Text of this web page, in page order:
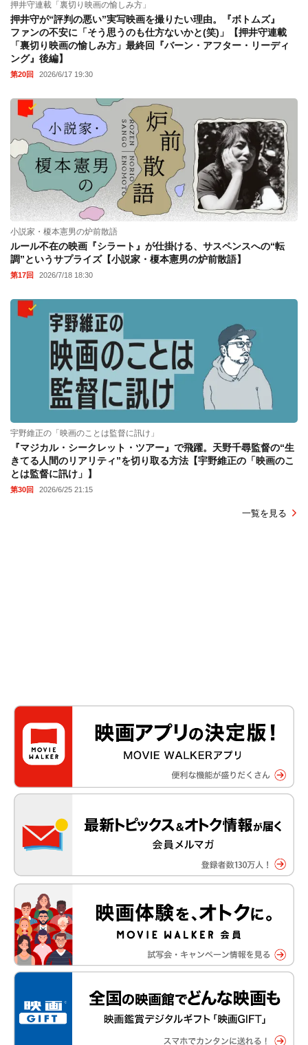
押井守連載「裏切り映画の愉しみ方」
押井守が“評判の悪い”実写映画を撮りたい理由。『ボトムズ』
ファンの不安に「そう思うのも仕方ないかと(笑)」【押井守連載
「裏切り映画の愉しみ方」最終回『バーン・アフター・リーディ
ング』後編】
第20回 2026/6/17 19:30
小説家・榎本憲男の炉前散語
ルール不在の映画『シラート』が仕掛ける、サスペンスへの“転
調”というサプライズ【小説家・榎本憲男の炉前散語】
第17回 2026/7/18 18:30
宇野維正の「映画のことは監督に訊け」
『マジカル・シークレット・ツアー』で飛躍。天野千尋監督の“生
きてる人間のリアリティ”を切り取る方法【宇野維正の「映画のこ
とは監督に訊け」】
第30回 2026/6/25 21:15
一覧を見る